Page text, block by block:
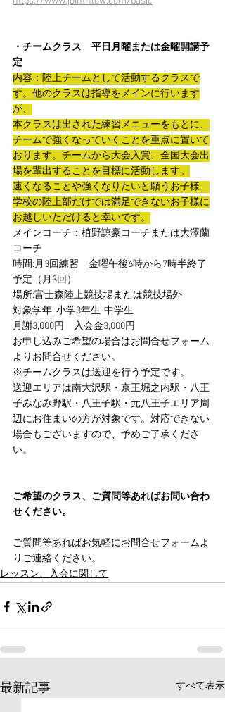
・チームクラス　平日月曜または金曜開講予
定
内容：陸上チームとして活動するクラスで
す。他のクラスは指導をメインに行います
が、
本クラスは出された練習メニューをもとに、
チームで強くなっていくことを重点に置いて
おります。チームから大会入賞、全国大会出
場を輩出することを目標に活動します。
速くなることや強くなりたいと願うお子様、
学校の陸上部だけでは満足できないお子様に
お越しいただけると幸いです。
メインコーチ：植野諒豪コーチまたは大澤蘭
コーチ
時間:月3回練習　金曜午後6時から7時半終了
予定（月3回）
場所:富士森陸上競技場または競技場外
対象学年: 小学3年生-中学生
月謝3,000円　入会金3,000円
お申し込みご希望の場合はお問合せフォーム
よりお問合せください。
※チームクラスは送迎を行う予定です。
送迎エリアは南大沢駅・京王堀之内駅・八王
子みなみ野駅・八王子駅・元八王子エリア周
辺にお住まいの方が対象です。対応できない
場合もございますので、予めご了承くださ
い。
ご希望のクラス、ご質問等あればお問い合わ
せください。
ご質問等あればお気軽にお問合せフォームよ
りご連絡ください。
レッスン、入会に関して
最新記事 すべて表示